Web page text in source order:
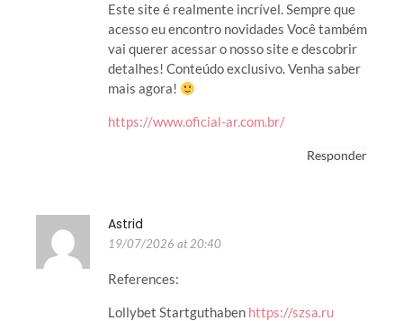
Este site é realmente incrível. Sempre que
acesso eu encontro novidades Você também
vai querer acessar o nosso site e descobrir
detalhes! Conteúdo exclusivo. Venha saber
mais agora!
https://www.oficial-ar.com.br/
Responder
Astrid
19/07/2026 at 20:40
References:
Lollybet Startguthaben https://szsa.ru